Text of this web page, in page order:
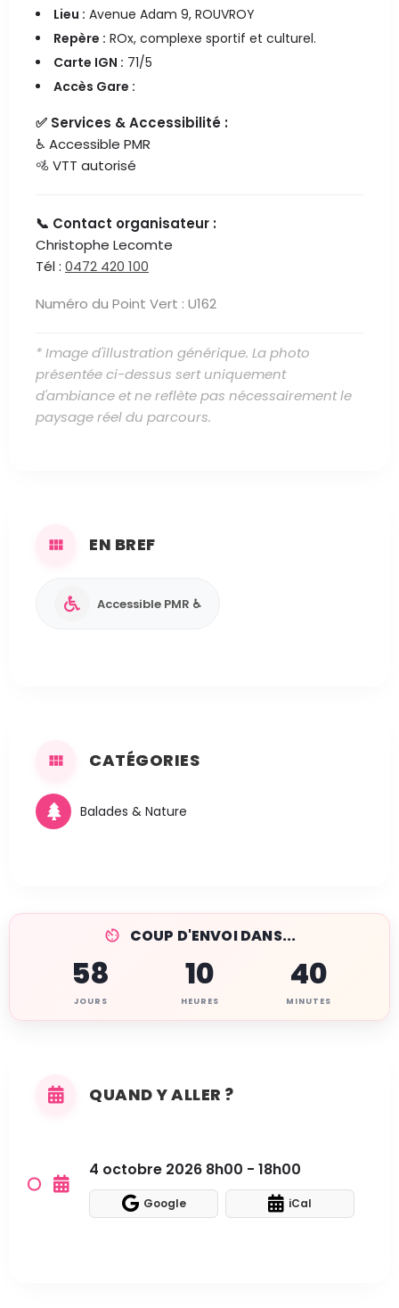
Lieu : Avenue Adam 9, ROUVROY
Repère : ROx, complexe sportif et culturel.
Carte IGN : 71/5
Accès Gare :
✅ Services & Accessibilité :
♿ Accessible PMR
🚵 VTT autorisé
📞 Contact organisateur :
Christophe Lecomte
Tél : 0472 420 100
Numéro du Point Vert : U162
* Image d'illustration générique. La photo
présentée ci-dessus sert uniquement
d'ambiance et ne reflète pas nécessairement le
paysage réel du parcours.
EN BREF
Accessible PMR ♿
CATÉGORIES
Balades & Nature
COUP D'ENVOI DANS...
58
JOURS
10
HEURES
40
MINUTES
QUAND Y ALLER ?
4 octobre 2026 8h00 - 18h00
Google iCal